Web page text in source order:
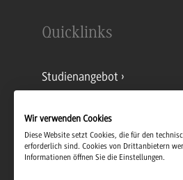
Quicklinks
Studienangebot
Kontakt
Stellenangebote
Wir verwenden Cookies
Diese Website setzt Cookies, die für den
erforderlich sind. Cookies von Drittanbietern
Informationen öffnen Sie die Einstellungen.